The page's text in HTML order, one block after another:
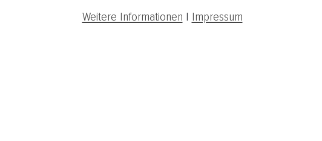
Weitere Informationen | Impressum